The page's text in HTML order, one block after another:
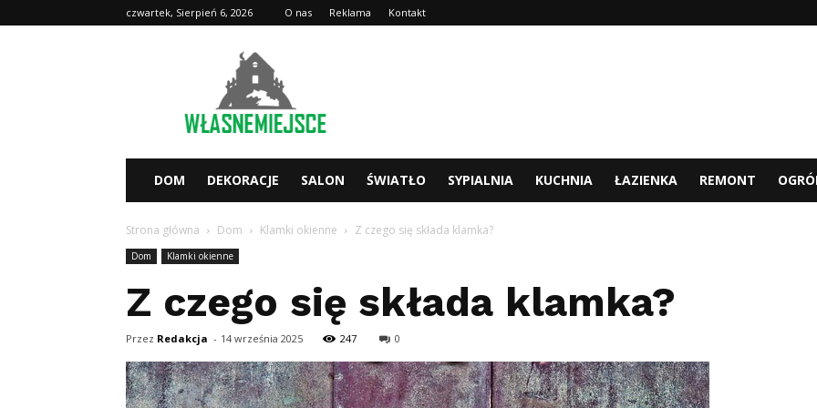
czwartek, Sierpień 6, 2026 O nas Reklama Kontakt
WlasneMiejsce.pl
DOM DEKORACJE SALON ŚWIATŁO SYPIALNIA KUCHNIA ŁAZIENKA REMONT
Strona główna Dom Klamki okienne Z czego się składa klamka?
Dom Klamki okienne
Z czego się składa klamka?
Przez Redakcja - 14 września 2025 247 0